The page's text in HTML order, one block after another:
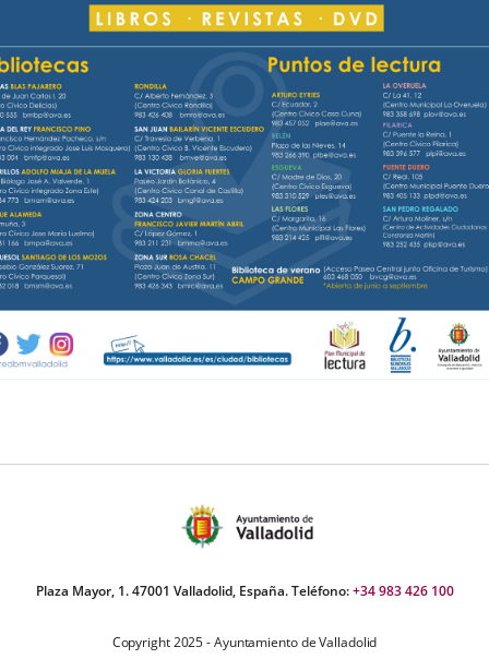
Plaza Mayor, 1. 47001 Valladolid, España. Teléfono:+34 983 426 100
Copyright 2025 - Ayuntamiento de Valladolid